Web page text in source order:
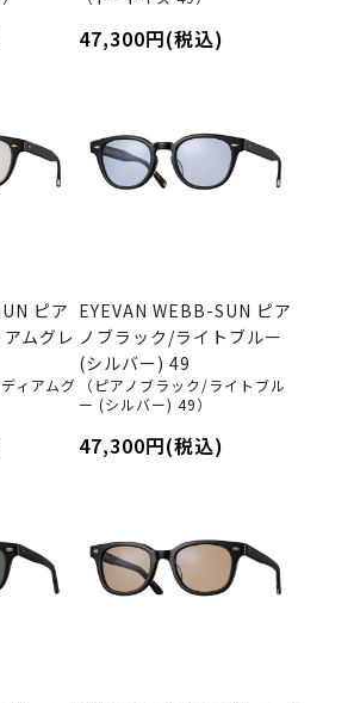
47,300円(税込)
ピア
ムグレ
ィアムグ
EYEVAN WEBB-SUN ピア
ノブラック/ライトブルー
(シルバー) 49
（ピアノブラック/ライトブル
ー (シルバー) 49）
47,300円(税込)